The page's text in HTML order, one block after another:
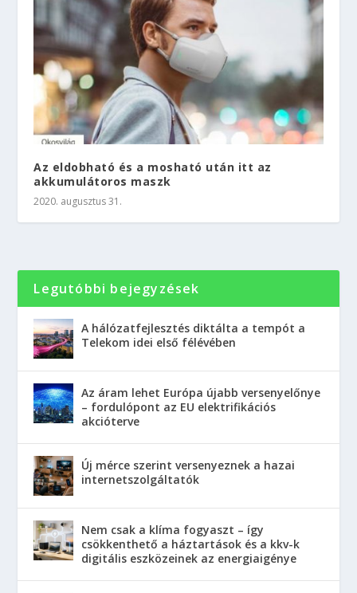
Az eldobható és a mosható után itt az
akkumulátoros maszk
2020. augusztus 31.
Legutóbbi bejegyzések
A hálózatfejlesztés diktálta a tempót a
Telekom idei első félévében
Az áram lehet Európa újabb versenyelőnye
– fordulópont az EU elektrifikációs
akcióterve
Új mérce szerint versenyeznek a hazai
internetszolgáltatók
Nem csak a klíma fogyaszt – így
csökkenthető a háztartások és a kkv-k
digitális eszközeinek az energiaigénye